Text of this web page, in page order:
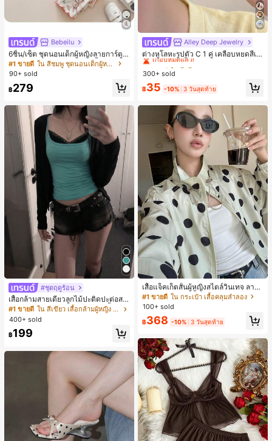
Bebeilu
6ชิ้น/เซ็ต ชุดนอนเด็กผู้หญิงลายการ์ตูน
หมีและดอกไม้ คอกลม แขนสั้น กางเกง
ขาสั้น ขอบระบาย สวมใส่สบาย
#1 ขายดี
ใน สีชมพู ชุดนอนเด็กผู้หญิง
90+ sold
฿279
#ชุดฤดูร้อน
เสื้อกล้ามสายเดี่ยวลูกไม้ปะติดปะต่อสไ
ตล์เกาหลี, สุนทรียศาสตร์ Y2K, เสื้อผ้าส
ตรีทแวร์ลำลองฤดูร้อน
#1 ขายดี
ใน สีเขียว เสื้อกล้ามผู้หญิง & Camis
400+ sold
฿199
Alley Deep Jewelry
ต่างหูโลหะรูปตัว C 1 คู่ เคลือบหยดสีเห
ลือง ลายจุดสีน้ำเงิน สไตล์ยุโรปและอเม
ริกัน แฟชั่นส่วนตัว หวานและสง่างาม
สำหรับผู้หญิงและเด็กหญิง สำหรับการเ
ดินทาง งานแต่งงาน ปาร์ตี้ วันเกิด ของ
#1 ขายดี ใน โบโฮ ต่างหูผู้หญิง
เกือบหมดแล้ว!
#1 ขายดี ใน โบโฮ ต่างหูผู้หญิง
เกือบหมดแล้ว!
#1 ขายดี ใน โบโฮ ต่างหูผู้หญิง
เกือบหมดแล้ว!
#1 ขายดี ใน โบโฮ ต่างหูผู้หญิง
300+ sold
฿35 -10% 3 วันสุดท้าย
เสื้อแจ็คเก็ตสั้นผู้หญิงสไตล์วินเทจ ลายจุ
ดขนาดใหญ่ คอตั้ง เอวเข้ารูป แขนพอง
ทรงหลวม แฟชั่นอเนกประสงค์ สำหรับใ
ส่ประจำวันและไปเที่ยวพักผ่อน
#1 ขายดี ใน กระเป๋า เสื้อคลุมลำลอง
100+ sold
฿368 -10% 3 วันสุดท้าย